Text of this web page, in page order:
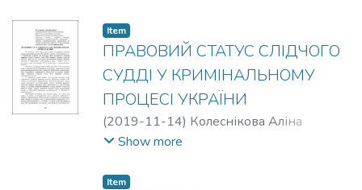
Item
ПРАВОВИЙ СТАТУС СЛІДЧОГО
СУДДІ У КРИМІНАЛЬНОМУ
ПРОЦЕСІ УКРАЇНИ
(2019-11-14) Колеснікова Аліна
Валеріівна;Климчук М.П.
Show more
Item